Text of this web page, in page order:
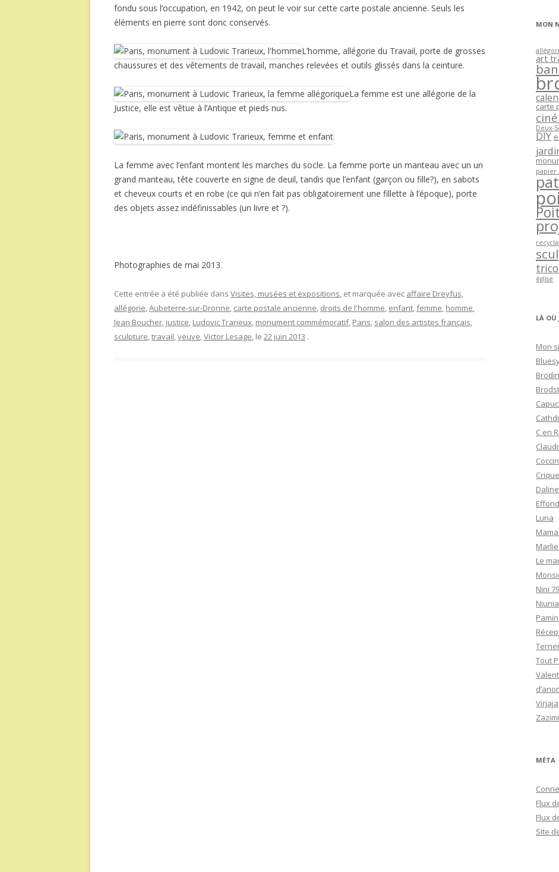
fondu sous l’occupation, en 1942, on peut le voir sur cette carte postale ancienne. Seuls les
éléments en pierre sont donc conservés.
L’homme, allégorie du Travail, porte de grosses
chaussures et des vêtements de travail, manches relevées et outils glissés dans la ceinture.
La femme est une allégorie de la
Justice, elle est vêtue à l’Antique et pieds nus.
La femme avec l’enfant montent les marches du socle. La femme porte un manteau avec un un
grand manteau, tête couverte en signe de deuil, tandis que l’enfant (garçon ou fille?), en sabots
et cheveux courts et en robe (ce qui n’en fait pas obligatoirement une fillette à l’époque), porte
des objets assez indéfinissables (un livre et ?).
Photographies de mai 2013.
Cette entrée a été publiée dans Visites, musées et expositions, et marquée avec affaire Dreyfus,
allégorie,Aubeterre-sur-Dronne, carte postale ancienne, droits de l'homme, enfant,femme, homme,
Jean Boucher, justice, Ludovic Trarieux, monument commémoratif, Paris, salon des artistes français,
sculpture,travail,veuve,Victor Lesage, le 22 juin 2013 .
MON
art
carte
Deux-
DIY
papier
église
LÀ OÙ
Mon
C en
Luna
Marlie
Le
Nini 79
Tout
Virjaja
MÉTA
Flux
Flux
Site